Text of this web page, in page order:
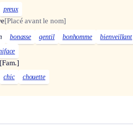
preux
[Placé avant le nom]
bonasse gentil bonhomme bienveillant
[Fam.]
chic chouette